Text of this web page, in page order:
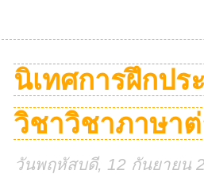
นิเทศการฝึกป
วิชาวิชาภาษา
วันพฤหัสบดี, 12 กันยายน